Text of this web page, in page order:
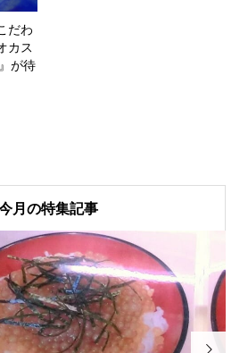
だわ
カス
が待
月の特集記事
